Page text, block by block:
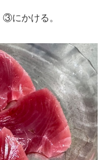
にかける。